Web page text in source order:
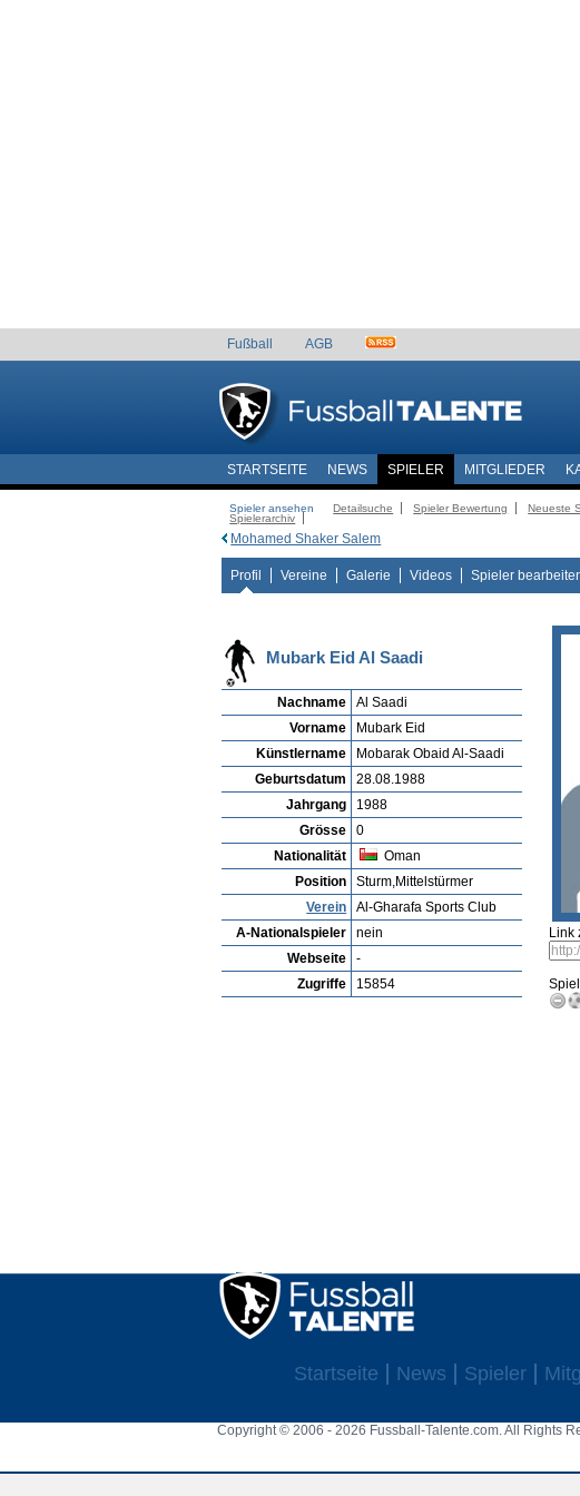
Fußball AGB
STARTSEITE NEWS SPIELER MITGLIEDER
Spieler ansehen Detailsuche Spieler Bewertung Neueste
Spielerarchiv
Mohamed Shaker Salem
Profil Vereine Galerie Videos Spieler
Mubark Eid Al Saadi
Nachname
Al Saadi
Vorname
Mubark Eid
Künstlername
Mobarak Obaid Al-Saadi
Geburtsdatum
28.08.1988
Jahrgang
1988
Grösse
0
Nationalität
Oman
Position
Sturm,Mittelstürmer
Verein
Al-Gharafa Sports Club
A-Nationalspieler
nein
Webseite
-
Zugriffe
15854
Link
Startseite News Spieler
Copyright © 2006 - 2026 Fussball-Talente.com. All Rights